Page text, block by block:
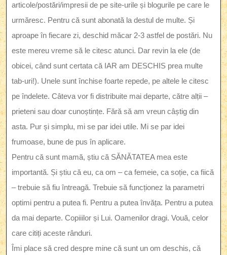
articole/postări/impresii de pe site-urile și blogurile pe care le
urmăresc. Pentru că sunt abonată la destul de multe. Și
aproape în fiecare zi, deschid măcar 2-3 astfel de postări. Nu
este mereu vreme să le citesc atunci. Dar revin la ele (de
obicei, când sunt certata că IAR am DESCHIS prea multe
tab-uri!). Unele sunt închise foarte repede, pe altele le citesc
pe îndelete. Câteva vor fi distribuite mai departe, către alții –
prieteni sau doar cunoștințe. Fără să am vreun câștig din
asta. Pur și simplu, mi se par idei utile. Mi se par idei
frumoase, bune de pus în aplicare.
Pentru că sunt mamă, știu că SĂNĂTATEA mea este
importantă. Și știu că eu, ca om – ca femeie, ca soție, ca fiică
– trebuie să fiu întreagă. Trebuie să funcționez la parametri
optimi pentru a putea fi. Pentru a putea învăța. Pentru a putea
da mai departe. Copiiilor și Lui. Oamenilor dragi. Vouă, celor
care citiți aceste rânduri.
Îmi place să cred despre mine că sunt un om deschis, că